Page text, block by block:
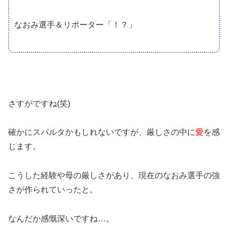
なおみ選手＆リポーター「！？」
さすがですね(笑)
確かにスパルタかもしれないですが、厳しさの中に愛を感
じます。
こうした経験や母の厳しさがあり、現在のなおみ選手の強
さが作られていったと。
なんだか感慨深いですね…。